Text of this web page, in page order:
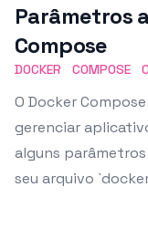
Parâmetros
Compose
DOCKER COMPOSE
O Docker
gerenciar
alguns
seu arquivo